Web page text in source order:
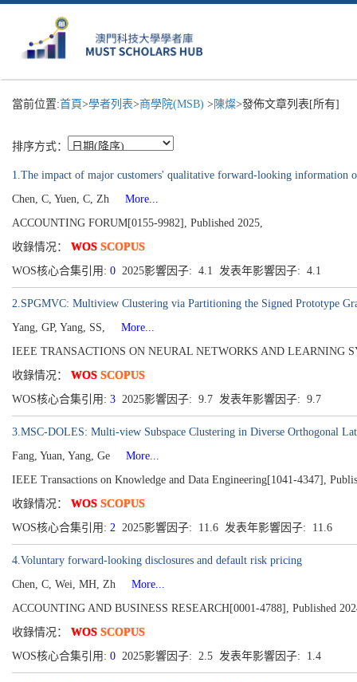
當前位置:首頁>學者列表>商學院(MSB) > 陳燦>發佈文章列表[所有]
排序方式：
1.The impact of major customers' qualitative forward-looking information
Chen, C, Yuen, C, Zh
More...
ACCOUNTING FORUM[0155-9982], Published 2025,
收錄情况： WOS SCOPUS
WOS核心合集引用: 0 2025影響因子: 4.1 发表年影響因子: 4.1
2.SPGMVC: Multiview Clustering via Partitioning the Signed Prototype
Yang, GP, Yang, SS,
More...
IEEE TRANSACTIONS ON NEURAL NETWORKS AND LEARNING
收錄情况： WOS SCOPUS
WOS核心合集引用: 3 2025影響因子: 9.7 发表年影響因子: 9.7
3.MSC-DOLES: Multi-view Subspace Clustering in Diverse Orthogonal
Fang, Yuan, Yang, Ge
More...
IEEE Transactions on Knowledge and Data Engineering[1041-4347],
收錄情况： WOS SCOPUS
WOS核心合集引用: 2 2025影響因子: 11.6 发表年影響因子: 11.6
4.Voluntary forward-looking disclosures and default risk pricing
Chen, C, Wei, MH, Zh
More...
ACCOUNTING AND BUSINESS RESEARCH[0001-4788], Published
收錄情况： WOS SCOPUS
WOS核心合集引用: 0 2025影響因子: 2.5 发表年影響因子: 1.4